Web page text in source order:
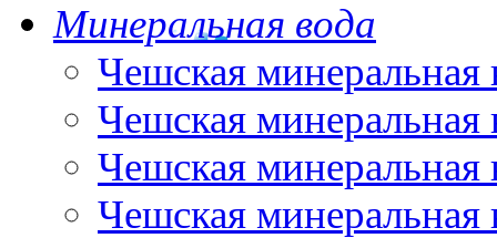
Минеральная вода
Чешская минеральная
Чешская минеральная
Чешская минеральная
Чешская минеральная